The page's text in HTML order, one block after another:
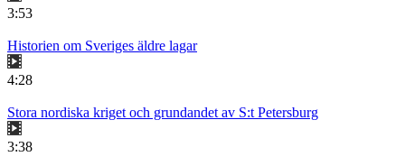
3:53
Historien om Sveriges äldre lagar
4:28
Stora nordiska kriget och grundandet av S:t Petersburg
3:38